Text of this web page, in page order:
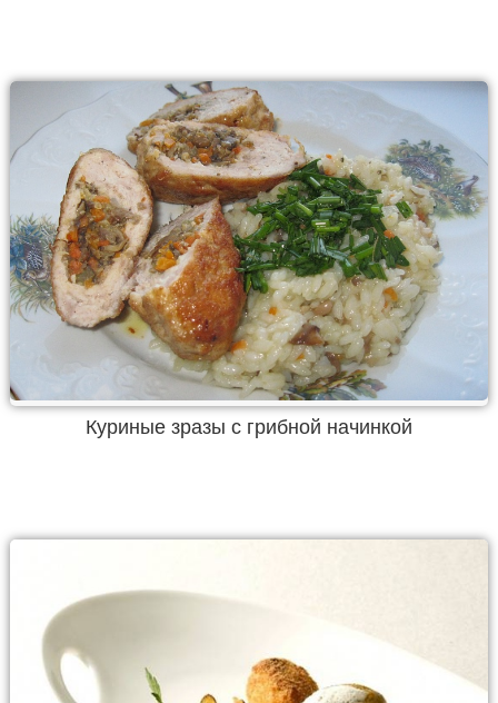
Куриные зразы с грибной начинкой